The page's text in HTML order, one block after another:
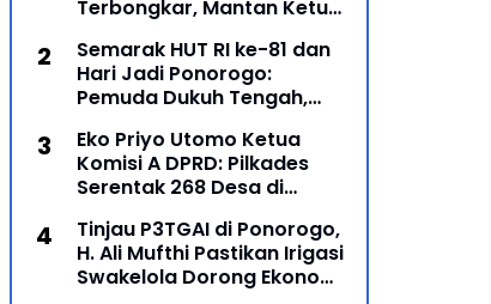
Terbongkar, Mantan Ketua
Ditahan Kejari
Semarak HUT RI ke-81 dan
Hari Jadi Ponorogo:
Pemuda Dukuh Tengah,
Gajah-Gajahan, Lintas
Generasi Menyatu dalam
Budaya
Eko Priyo Utomo Ketua
Komisi A DPRD: Pilkades
Serentak 268 Desa di
Mei 2027
Tinjau P3TGAI di Ponorogo,
H. Ali Mufthi Pastikan Irigasi
Swakelola Dorong Ekonomi